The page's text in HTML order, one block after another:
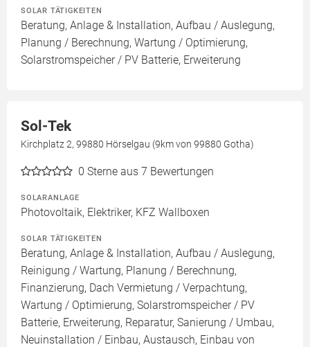
SOLAR TÄTIGKEITEN
Beratung, Anlage & Installation, Aufbau / Auslegung,
Planung / Berechnung, Wartung / Optimierung,
Solarstromspeicher / PV Batterie, Erweiterung
Sol-Tek
Kirchplatz 2, 99880 Hörselgau (9km von 99880 Gotha)
0 Sterne aus 7 Bewertungen
SOLARANLAGE
Photovoltaik, Elektriker, KFZ Wallboxen
SOLAR TÄTIGKEITEN
Beratung, Anlage & Installation, Aufbau / Auslegung,
Reinigung / Wartung, Planung / Berechnung,
Finanzierung, Dach Vermietung / Verpachtung,
Wartung / Optimierung, Solarstromspeicher / PV
Batterie, Erweiterung, Reparatur, Sanierung / Umbau,
Neuinstallation / Einbau, Austausch, Einbau von